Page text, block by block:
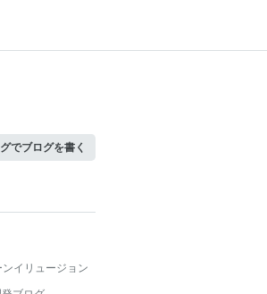
でブログを書く
イリュージョン